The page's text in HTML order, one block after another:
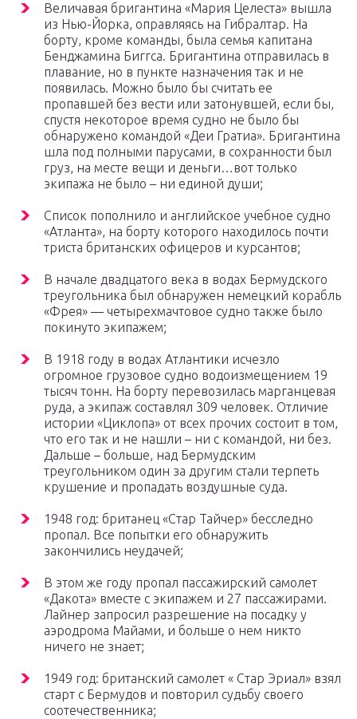
Величавая бригантина «Мария Целеста» вышла
из Нью-Йорка, оправляясь на Гибралтар. На
борту, кроме команды, была семья капитана
Бенджамина Биггса. Бригантина отправилась в
плавание, но в пункте назначения так и не
появилась. Можно было бы считать ее
пропавшей без вести или затонувшей, если бы,
спустя некоторое время судно не было бы
обнаружено командой «Деи Гратиа». Бригантина
шла под полными парусами, в сохранности был
груз, на месте вещи и деньги…вот только
экипажа не было – ни единой души;
Список пополнило и английское учебное судно
«Атланта», на борту которого находилось почти
триста британских офицеров и курсантов;
В начале двадцатого века в водах Бермудского
треугольника был обнаружен немецкий корабль
«Фрея» — четырехмачтовое судно также было
покинуто экипажем;
В 1918 году в водах Атлантики исчезло
огромное грузовое судно водоизмещением 19
тысяч тонн. На борту перевозилась марганцевая
руда, а экипаж составлял 309 человек. Отличие
истории «Циклопа» от всех прочих состоит в том,
что его так и не нашли – ни с командой, ни без.
Дальше – больше, над Бермудским
треугольником один за другим стали терпеть
крушение и пропадать воздушные суда.
1948 год: британец «Стар Тайчер» бесследно
пропал. Все попытки его обнаружить
закончились неудачей;
В этом же году пропал пассажирский самолет
«Дакота» вместе с экипажем и 27 пассажирами.
Лайнер запросил разрешение на посадку у
аэродрома Майами, и больше о нем никто
ничего не знает;
1949 год: британский самолет « Стар Эриал» взял
старт с Бермудов и повторил судьбу своего
соотечественника;